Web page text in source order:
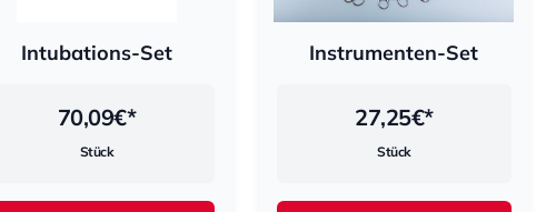
Intubations-Set
70,09€*
Stück
Instrumenten-Set
27,25€*
Stück